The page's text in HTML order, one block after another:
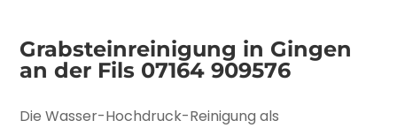
Grabsteinreinigung in Gingen
an der Fils 07164 909576
Die Wasser-Hochdruck-Reinigung als